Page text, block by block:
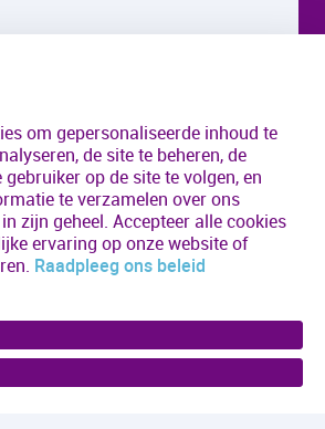
om gepersonaliseerde inhoud te
de site te beheren, de
op de site te volgen, en
te verzamelen over ons
zijn geheel. Accepteer alle cookies
ervaring op onze website of
Raadpleeg ons beleid